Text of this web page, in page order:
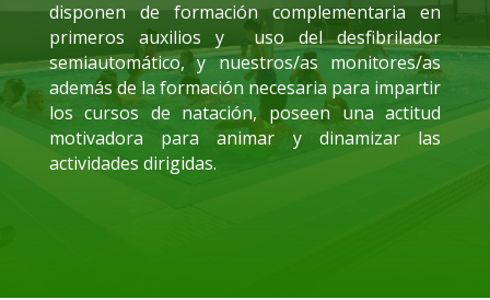
disponen de formación complementaria en
primeros auxilios y uso del desfibrilador
semiautomático, y nuestros/as monitores/as
además de la formación necesaria para impartir
los cursos de natación, poseen una actitud
motivadora para animar y dinamizar las
actividades dirigidas.